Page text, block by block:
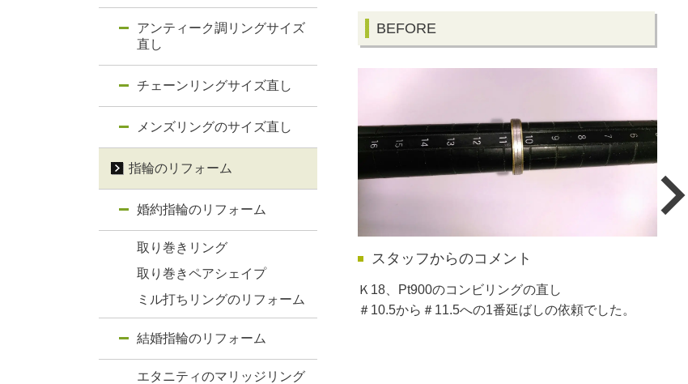
BEFORE
スタッフからのコメント
Ｋ18、Pt900のコンビリングの直し
＃10.5から＃11.5への1番延ばしの依頼でした。
アンティーク調リングサイズ
直し
チェーンリングサイズ直し
メンズリングのサイズ直し
指輪のリフォーム
婚約指輪のリフォーム
取り巻きリング
取り巻きペアシェイプ
ミル打ちリングのリフォーム
結婚指輪のリフォーム
エタニティのマリッジリング